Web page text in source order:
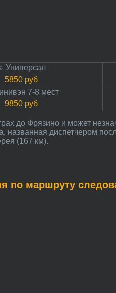
Универсал
5850 руб
7-8 мест
9850 руб
названная диспетчером
(167 км).
по маршруту